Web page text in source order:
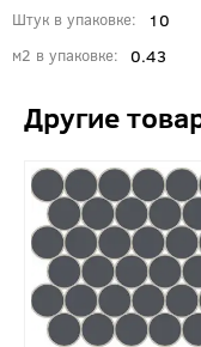
Штук в упаковке 10
м2 в упаковке 0.43